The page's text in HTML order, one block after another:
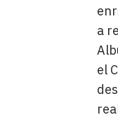
a
el